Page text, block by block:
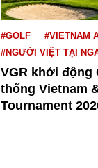
#GOLF
#VIETNAM
#NGƯỜI VIỆT TẠI
VGR khởi động
thống Vietnam
Tournament